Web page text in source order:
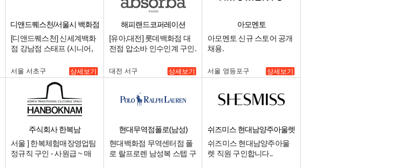
디앤드퀘스천/서울시 백화점
최상급 점
[디앤드퀘스천] 신세계백화
점 강남점 스태프 (시니어,
서울 서초구 상세보기
해피랜드코퍼레이션
[유아,대전] 롯데백화점 대
전점 압소바 인수인계 구인.
대전 서구 상세보기
아모멘토
아모멘토 신규 스토어 공개
채용.
서울 영등포구 상세보기
주식회사 한복남
서울 ] 한복체험매장영업팀
정규직 구인 - 사원급 ~ 매
현대무역점폴로(남성)
현대백화점 무역센터점 폴
로 랄프로렌 남성복 스텝 구
쉬즈미스 현대남양주아울렛
쉬즈미스 현대남양주아울
렛 직원 구인합니다..